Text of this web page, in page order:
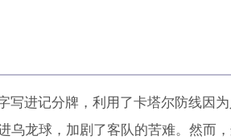
写进记分牌，利用了卡塔尔防线因
乌龙球，加剧了客队的苦难。然而